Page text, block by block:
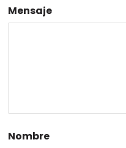
Mensaje
Nombre